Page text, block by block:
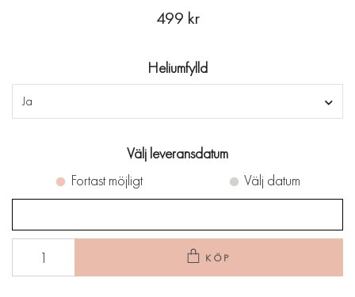
499 kr
Heliumfylld
Ja
Välj leveransdatum
Fortast möjligt
Välj datum
KÖP